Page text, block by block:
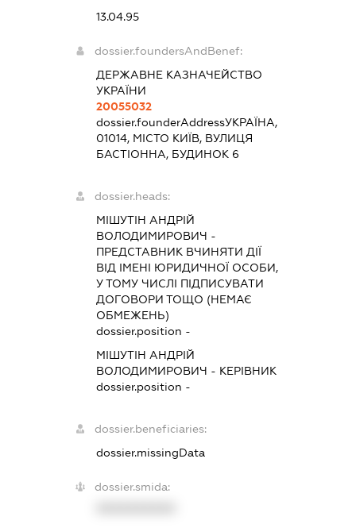
13.04.95
dossier.foundersAndBenef:
ДЕРЖАВНЕ КАЗНАЧЕЙСТВО
УКРАЇНИ
20055032
dossier.founderAddressУКРАЇНА,
01014, МІСТО КИЇВ, ВУЛИЦЯ
БАСТІОННА, БУДИНОК 6
dossier.heads:
МІШУТІН АНДРІЙ
ВОЛОДИМИРОВИЧ -
ПРЕДСТАВНИК ВЧИНЯТИ ДІЇ
ВІД ІМЕНІ ЮРИДИЧНОЇ ОСОБИ,
У ТОМУ ЧИСЛІ ПІДПИСУВАТИ
ДОГОВОРИ ТОЩО (НЕМАЄ
ОБМЕЖЕНЬ)
dossier.position -
МІШУТІН АНДРІЙ
ВОЛОДИМИРОВИЧ - КЕРІВНИК
dossier.position -
dossier.beneficiaries:
dossier.missingData
dossier.smida: